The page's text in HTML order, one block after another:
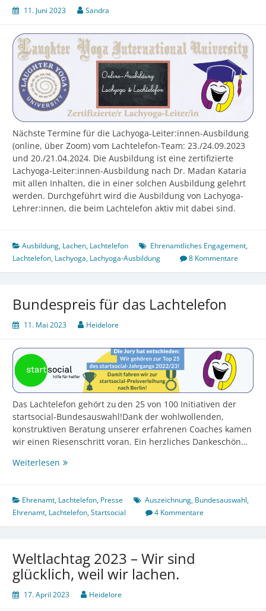
11. Juni 2023 Sandra
Nächste Termine für die Lachyoga-Leiter:innen-Ausbildung
(online, über Zoom) vom Lachtelefon-Team: 23./24.09.2023
und 20./21.04.2024. Die Ausbildung ist eine zertifizierte
Lachyoga-Leiter:innen-Ausbildung nach Dr. Madan Kataria
mit allen Inhalten, die in einer solchen Ausbildung gelehrt
werden. Durchgeführt wird die Ausbildung von Lachyoga-
Lehrer:innen, die beim Lachtelefon aktiv mit dabei sind.
Ausbildung, Lachen, Lachtelefon Ehrenamtliches Engagement,
Lachtelefon, Lachyoga, Lachyoga-Ausbildung 8 Kommentare
Bundespreis für das Lachtelefon
11. Mai 2023 Heidelore
Das Lachtelefon gehört zu den 25 von 100 Initiativen der
startsocial-Bundesauswahl!Dank der wohlwollenden,
konstruktiven Beratung unserer erfahrenen Coaches kamen
wir einen Riesenschritt voran. Ein herzliches Dankeschön…
Weiterlesen Bundespreis
Lachtelefon
Ehrenamt, Lachtelefon, Presse Auszeichnung, Bundesauswahl,
Ehrenamt, Lachtelefon,Startsocial 4 Kommentare
Weltlachtag 2023 – Wir sind
glücklich, weil wir lachen.
17. April 2023 Heidelore